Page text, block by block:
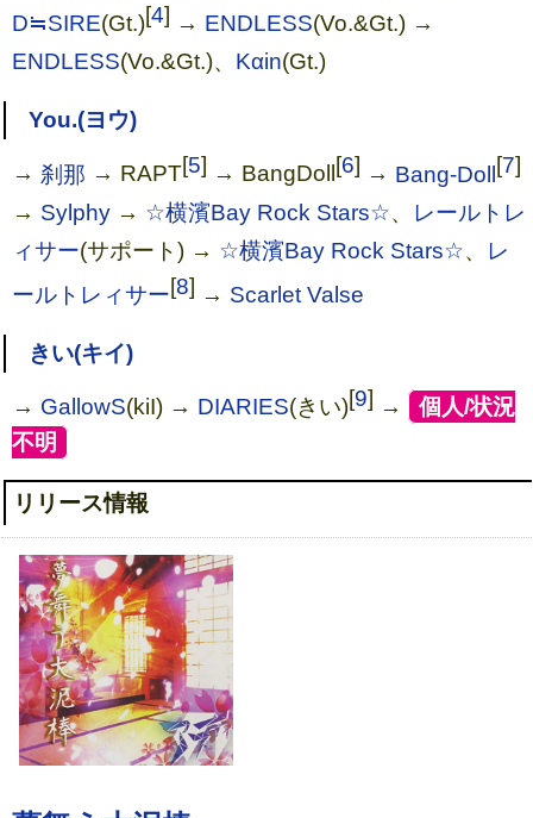
D≒SIRE(Gt.)[4] → ENDLESS(Vo.&Gt.) →
ENDLESS(Vo.&Gt.)、 Kαin(Gt.)
You.(ヨウ)
→ 刹那 → RAPT[5] → BangDoll [6] → Bang-Doll[7]
→ Sylphy → ☆横濱Bay Rock Stars☆、
レールトレ
ィサー(サポート) → ☆横濱Bay Rock Stars☆、
レ
ールトレィサー[8] → Scarlet Valse
きい(キイ)
→ GallowS(kiI) → DIARIES(きい)[9] → [個人/状況
不明
リリース情報
夢舞う大泥棒